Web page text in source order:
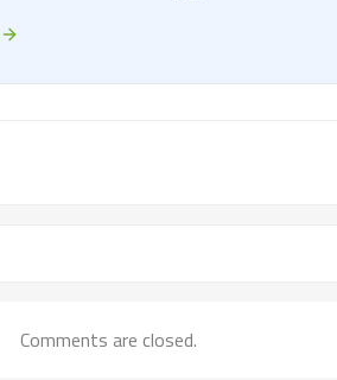
Comments are closed.